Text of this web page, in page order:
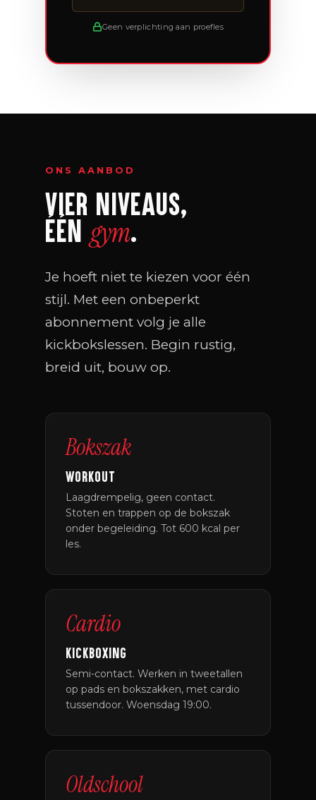
Geen verplichting aan proefles
ONS AANBOD
VIER NIVEAUS,
ÉÉN gym.
Je hoeft niet te kiezen voor één
stijl. Met een onbeperkt
abonnement volg je alle
kickbokslessen. Begin rustig,
breid uit, bouw op.
Bokszak
WORKOUT
Laagdrempelig, geen contact.
Stoten en trappen op de bokszak
onder begeleiding. Tot 600 kcal per
les.
Cardio
KICKBOXING
Semi-contact. Werken in tweetallen
op pads en bokszakken, met cardio
tussendoor. Woensdag 19:00.
Oldschool